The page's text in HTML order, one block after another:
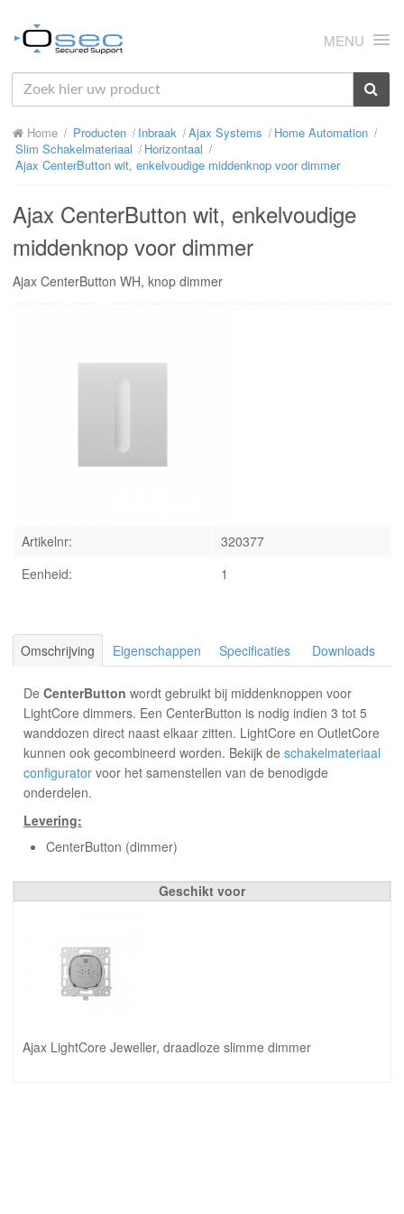
MENU
HOME
OVER ONS
NIEUWS
PRODUCTEN
SUPPORT
RMA
CONTACT
Home Producten Inbraak Ajax Systems
Home Automation
Slim Schakelmateriaal
Horizontaal
Ajax CenterButton wit, enkelvoudige middenknop voor dimmer
Ajax CenterButton wit, enkelvoudige
middenknop voor dimmer
Ajax CenterButton WH, knop dimmer
Artikelnr:
320377
Eenheid:
1
Omschrijving Eigenschappen Specificaties Downloads
De CenterButton wordt gebruikt bij middenknoppen voor
LightCore dimmers. Een CenterButton is nodig indien 3 tot 5
wanddozen direct naast elkaar zitten. LightCore en OutletCore
kunnen ook gecombineerd worden. Bekijk de schakelmateriaal
configurator voor het samenstellen van de benodigde
onderdelen.
Levering:
CenterButton (dimmer)
Geschikt voor
Ajax LightCore Jeweller, draadloze slimme dimmer